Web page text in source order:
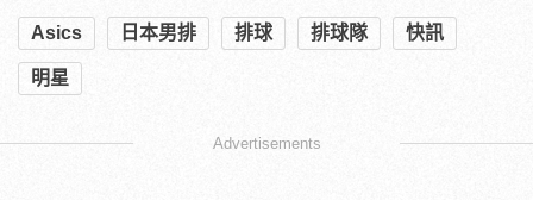
Asics 日本男排 排球 排球隊 快訊
明星
Advertisements